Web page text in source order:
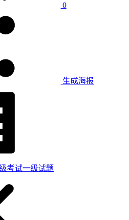
0
生成海报
考试一级试题